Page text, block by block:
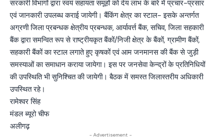
सरकारी विभागों द्वारा स्वयं सहायता समूहों को देय लाभ के बारे में प्रचार-प्रसार
एवं जानकारी उपलब्ध कराई जायेगी। बैंकिंग क्षेत्र का स्टाल- इसके अन्तर्गत
अग्रणी जिला प्रबन्धक क्षेत्रीय प्रबन्धक, आर्यावर्त्त बैंक, सचिव, जिला सहकारी
बैंक द्वारा समन्वित रूप से राष्ट्रीयकृत बैंकों/निजी क्षेत्र के बैंकों, ग्रामीण बैंकों,
सहकारी बैंकों का स्टाल लगाते हुए कृषकों एवं आम जनमानस की बैंक से जुड़ी
समस्याओं का समाधान कराया जायेगा। इस पर जनसेवा केन्द्रों के प्रतिनिधियों
की उपस्थिति भी सुनिश्चित की जायेगी। बैठक में समस्त जिलास्तरीय अधिकारी
उपस्थित रहे।
रामेश्वर सिंह
मंडल ब्यूरो चीफ
अलीगढ़
- Advertisement -